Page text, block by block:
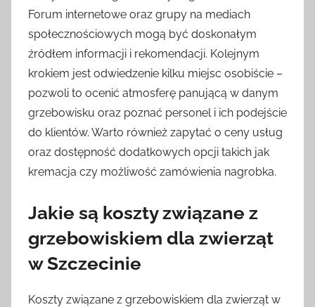
Forum internetowe oraz grupy na mediach
społecznościowych mogą być doskonałym
źródłem informacji i rekomendacji. Kolejnym
krokiem jest odwiedzenie kilku miejsc osobiście –
pozwoli to ocenić atmosferę panującą w danym
grzebowisku oraz poznać personel i ich podejście
do klientów. Warto również zapytać o ceny usług
oraz dostępność dodatkowych opcji takich jak
kremacja czy możliwość zamówienia nagrobka.
Jakie są koszty związane z
grzebowiskiem dla zwierząt
w Szczecinie
Koszty związane z grzebowiskiem dla zwierząt w